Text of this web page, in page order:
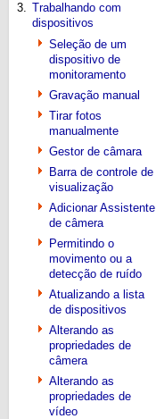
3. Trabalhando com
dispositivos
Seleção de um
dispositivo de
monitoramento
Gravação manual
Tirar fotos
manualmente
Gestor de câmara
Barra de controle de
visualização
Adicionar Assistente
de câmera
Permitindo o
movimento ou a
detecção de ruído
Atualizando a lista
de dispositivos
Alterando as
propriedades de
câmera
Alterando as
propriedades de
vídeo